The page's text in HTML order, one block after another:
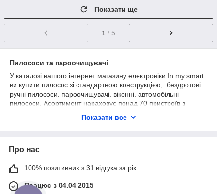
Показати ще
1 / 5
Пилососи та пароочищувачі
У каталозі нашого інтернет магазину електроніки In my smart
ви купити пилосос зі стандартною конструкцією, бездротові
ручні пилососи, пароочищувачі, віконні, автомобільні
пилососи. Асортимент нараховує понад 70 пристроїв з
миючого засобу, очищувачів і зволожувачів повітря. Є моделі
мінімальним рівнем шуму до 82 дБ.
Популярні моделі з каталогу
• Ручний бездротової пилосос DYSON V8 ABSOLUTE PLUS.
Призначається для сухого прибирання. Має мотор з
Показати все
Про нас
100% позитивних з 31 відгука за рік
Працює з 04.04.2015